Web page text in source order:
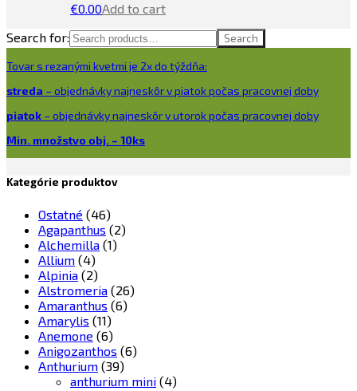
€0.00Add to cart
Search for:
Search
Tovar s rezanými kvetmi je 2x do týždňa:
streda – objednávky najneskôr v piatok počas pracovnej doby
piatok – objednávky najneskôr v utorok počas pracovnej doby
Min. množstvo obj. – 10ks
Kategórie produktov
Ostatné (46)
Agapanthus (2)
Alchemilla (1)
Allium (4)
Alpinia (2)
Alstromeria (26)
Amaranthus (6)
Amarylis (11)
Anemone (6)
Anigozanthos (6)
Anthurium (39)
anthurium mini (4)